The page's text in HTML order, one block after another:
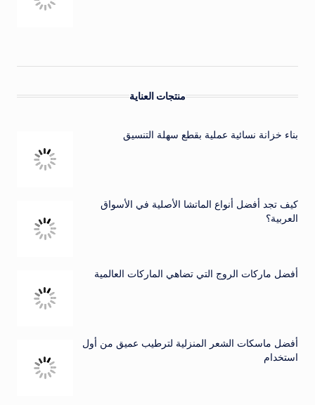
منتجات العناية
بناء خزانة نسائية عملية بقطع سهلة التنسيق
كيف تجد أفضل أنواع الماتشا الأصلية في الأسواق
العربية؟
أفضل ماركات الروج التي تضاهي الماركات العالمية
أفضل ماسكات الشعر المنزلية لترطيب عميق من أول
استخدام